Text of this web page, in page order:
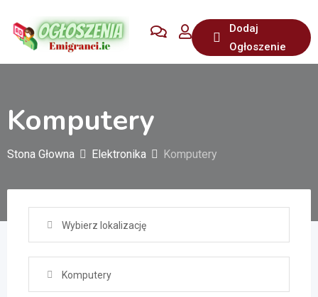
treści
Dodaj
Ogłoszenie
Komputery
Stona Głowna Elektronika Komputery
Wybierz lokalizację
Komputery